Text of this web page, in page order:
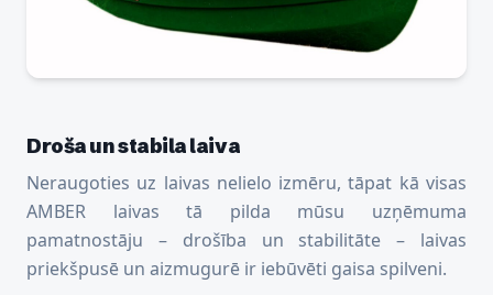
Droša un stabila laiva
Neraugoties uz laivas nelielo izmēru, tāpat kā visas
AMBER laivas tā pilda mūsu uzņēmuma
pamatnostāju – drošība un stabilitāte – laivas
priekšpusē un aizmugurē ir iebūvēti gaisa spilveni.